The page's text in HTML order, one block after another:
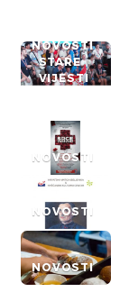
NOVOSTI
STARE
VIJESTI
NOVOSTI
NOVOSTI
NOVOSTI